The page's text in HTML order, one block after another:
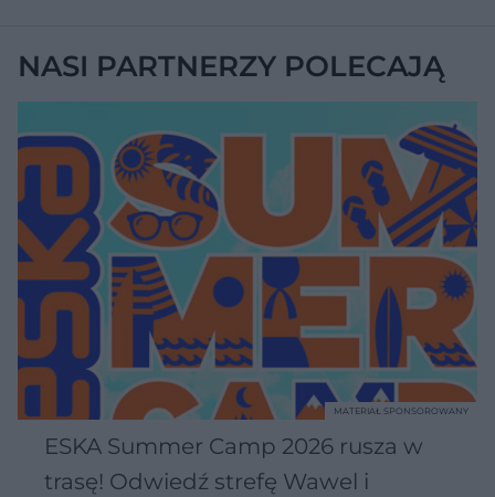
NASI PARTNERZY POLECAJĄ
ESKA Summer Camp 2026 rusza w
trasę! Odwiedź strefę Wawel i
MATERIAŁ SPONSOROWANY